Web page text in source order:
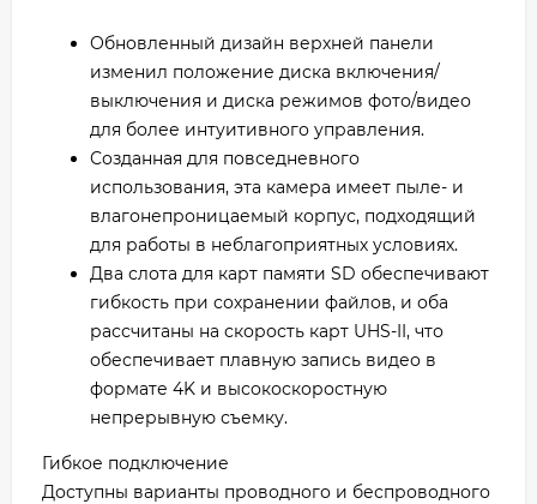
Обновленный дизайн верхней панели
изменил положение диска включения/
выключения и диска режимов фото/видео
для более интуитивного управления.
Созданная для повседневного
использования, эта камера имеет пыле- и
влагонепроницаемый корпус, подходящий
для работы в неблагоприятных условиях.
Два слота для карт памяти SD обеспечивают
гибкость при сохранении файлов, и оба
рассчитаны на скорость карт UHS-II, что
обеспечивает плавную запись видео в
формате 4K и высокоскоростную
непрерывную съемку.
Гибкое подключение
Доступны варианты проводного и беспроводного